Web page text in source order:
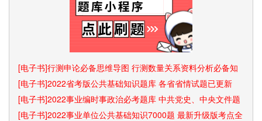
[电子书]行测申论必备思维导图 行测数量关系资料分析必备知
识点和速算技巧
[电子书]2022省考版公共基础知识题库 各省省情试题已更新
[电子书]2022事业编时事政治必考题库 中共党史、中央文件题
库已更新
[电子书]2022事业单位公共基础知识7000题 最新升级版考点全